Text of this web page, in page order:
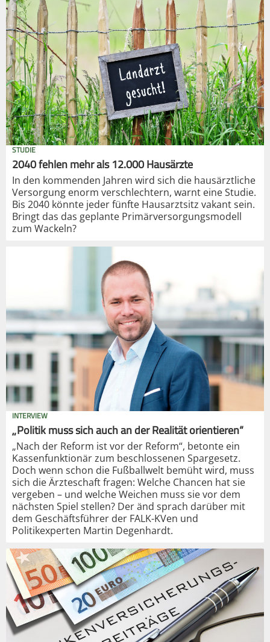
STUDIE
2040 fehlen mehr als 12.000 Hausärzte
In den kommenden Jahren wird sich die hausärztliche
Versorgung enorm verschlechtern, warnt eine Studie.
Bis 2040 könnte jeder fünfte Hausarztsitz vakant sein.
Bringt das das geplante Primärversorgungsmodell
zum Wackeln?
INTERVIEW
„Politik muss sich auch an der Realität orientieren“
„Nach der Reform ist vor der Reform“, betonte ein
Kassenfunktionär zum beschlossenen Spargesetz.
Doch wenn schon die Fußballwelt bemüht wird, muss
sich die Ärzteschaft fragen: Welche Chancen hat sie
vergeben – und welche Weichen muss sie vor dem
nächsten Spiel stellen? Der änd sprach darüber mit
dem Geschäftsführer der FALK-KVen und
Politikexperten Martin Degenhardt.